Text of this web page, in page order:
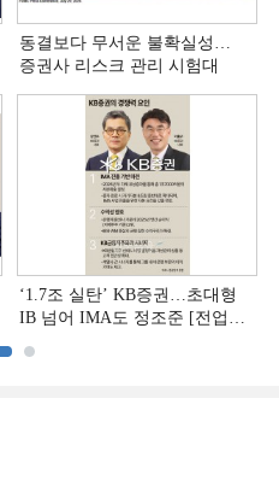
동결보다 무서운 불확실성…
증권사 리스크 관리 시험대
‘1.7조 실탄’ KB증권…초대형
IB 넘어 IMA도 정조준 [전업계